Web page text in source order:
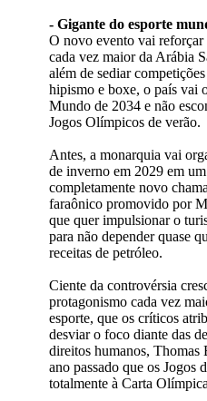
- Gigante do esporte
O novo evento vai reforçar
cada vez maior da Arábia
além de sediar
hipismo e boxe, o país vai
Mundo de 2034 e não
Jogos Olímpicos de verão.
Antes, a monarquia vai
de inverno em 2029 em
completamente novo
faraônico promovido por
que quer impulsionar o
para não depender quase
receitas de petróleo.
Ciente da controvérsia
protagonismo cada vez
esporte, que os críticos
desviar o foco diante das
direitos humanos,
ano passado que os Jogos
totalmente à Carta